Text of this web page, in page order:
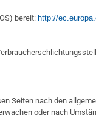
bereit: http://
Seiten nach den
oder nach